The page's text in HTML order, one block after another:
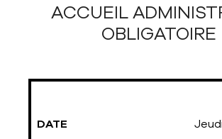
ACCUEIL
OBLIGATOIRE
DATE